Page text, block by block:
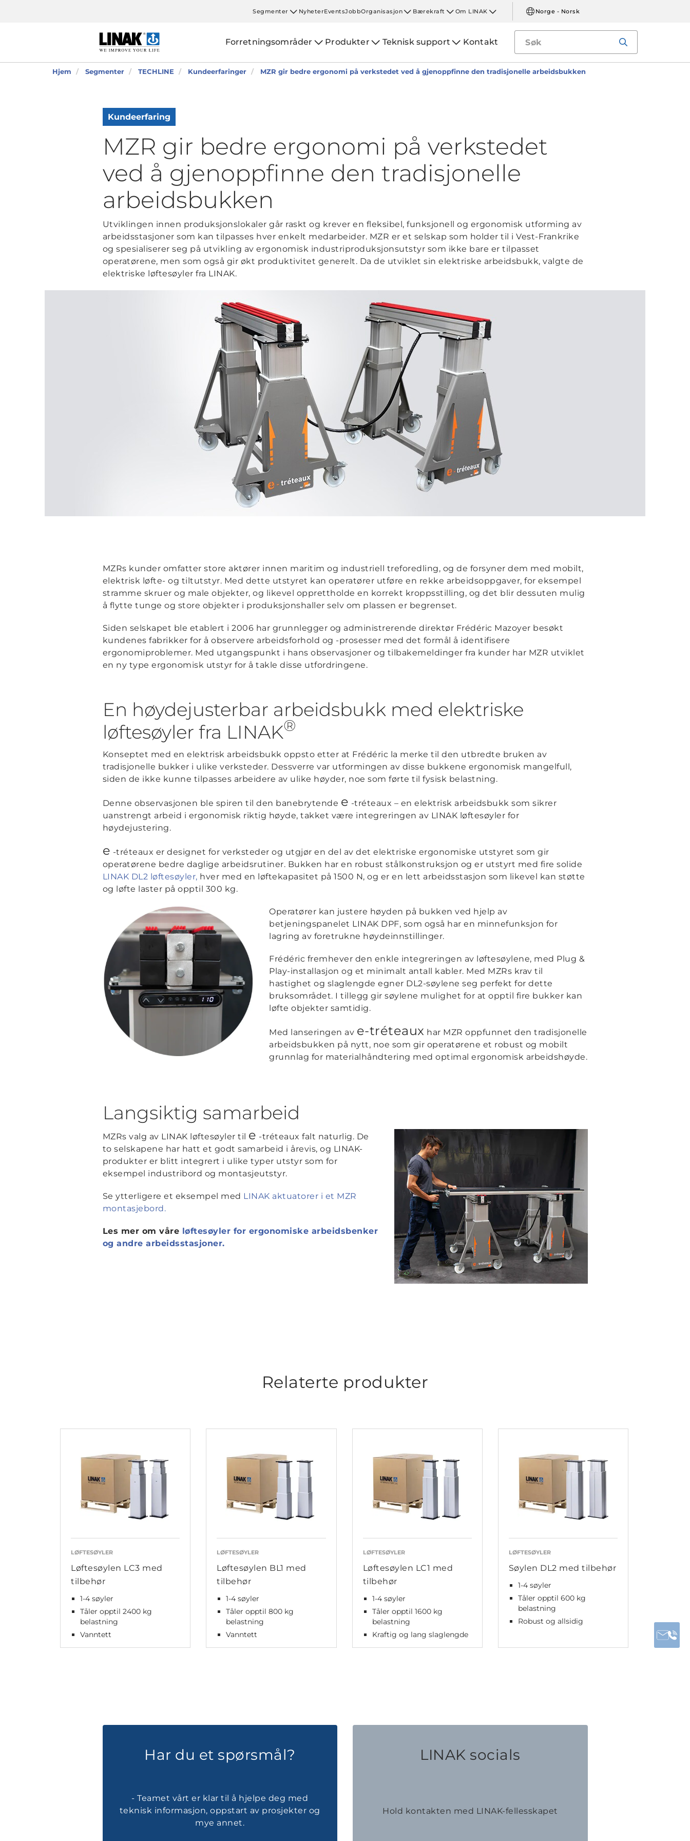
Segmenter NyheterEventsJobbOrganisasjon Bærekraft Om LINAK Norge - Norsk
Forretningsområder Produkter Teknisk support Kontakt
Hjem Segmenter TECHLINE Kundeerfaringer MZR gir bedre ergonomi på verkstedet ved å gjenoppfinne den tradisjonelle arbeidsbukken
Kundeerfaring
MZR gir bedre ergonomi på verkstedet
ved å gjenoppfinne den tradisjonelle
arbeidsbukken
Utviklingen innen produksjonslokaler går raskt og krever en fleksibel, funksjonell og ergonomisk utforming av
arbeidsstasjoner som kan tilpasses hver enkelt medarbeider. MZR er et selskap som holder til i Vest-Frankrike
og spesialiserer seg på utvikling av ergonomisk industriproduksjonsutstyr som ikke bare er tilpasset
operatørene, men som også gir økt produktivitet generelt. Da de utviklet sin elektriske arbeidsbukk, valgte de
elektriske løftesøyler fra LINAK.
MZRs kunder omfatter store aktører innen maritim og industriell treforedling, og de forsyner dem med mobilt,
elektrisk løfte- og tiltutstyr. Med dette utstyret kan operatører utføre en rekke arbeidsoppgaver, for eksempel
stramme skruer og male objekter, og likevel opprettholde en korrekt kroppsstilling, og det blir dessuten mulig
å flytte tunge og store objekter i produksjonshaller selv om plassen er begrenset.
Siden selskapet ble etablert i 2006 har grunnlegger og administrerende direktør Frédéric Mazoyer besøkt
kundenes fabrikker for å observere arbeidsforhold og -prosesser med det formål å identifisere
ergonomiproblemer. Med utgangspunkt i hans observasjoner og tilbakemeldinger fra kunder har MZR utviklet
en ny type ergonomisk utstyr for å takle disse utfordringene.
En høydejusterbar arbeidsbukk med elektriske
løftesøyler fra LINAK®
Konseptet med en elektrisk arbeidsbukk oppsto etter at Frédéric la merke til den utbredte bruken av
tradisjonelle bukker i ulike verksteder. Dessverre var utformingen av disse bukkene ergonomisk mangelfull,
siden de ikke kunne tilpasses arbeidere av ulike høyder, noe som førte til fysisk belastning.
Denne observasjonen ble spiren til den banebrytende e -tréteaux – en elektrisk arbeidsbukk som sikrer
uanstrengt arbeid i ergonomisk riktig høyde, takket være integreringen av LINAK løftesøyler for
høydejustering.
e -tréteaux er designet for verksteder og utgjør en del av det elektriske ergonomiske utstyret som gir
operatørene bedre daglige arbeidsrutiner. Bukken har en robust stålkonstruksjon og er utstyrt med fire solide
LINAK DL2 løftesøyler, hver med en løftekapasitet på 1500 N, og er en lett arbeidsstasjon som likevel kan støtte
og løfte laster på opptil 300 kg.
Operatører kan justere høyden på bukken ved hjelp av
betjeningspanelet LINAK DPF, som også har en minnefunksjon for
lagring av foretrukne høydeinnstillinger.
Frédéric fremhever den enkle integreringen av løftesøylene, med Plug &
Play-installasjon og et minimalt antall kabler. Med MZRs krav til
hastighet og slaglengde egner DL2-søylene seg perfekt for dette
bruksområdet. I tillegg gir søylene mulighet for at opptil fire bukker kan
løfte objekter samtidig.
Med lanseringen av e-tréteaux har MZR oppfunnet den tradisjonelle
arbeidsbukken på nytt, noe som gir operatørene et robust og mobilt
grunnlag for materialhåndtering med optimal ergonomisk arbeidshøyde.
Langsiktig samarbeid
MZRs valg av LINAK løftesøyler til e -tréteaux falt naturlig. De
to selskapene har hatt et godt samarbeid i årevis, og LINAK-
produkter er blitt integrert i ulike typer utstyr som for
eksempel industribord og montasjeutstyr.
Se ytterligere et eksempel med LINAK aktuatorer i et MZR
montasjebord.
Les mer om våre løftesøyler for ergonomiske arbeidsbenker
og andre arbeidsstasjoner.
Relaterte produkter
LØFTESØYLER
Løftesøylen LC3 med
tilbehør
1-4 søyler
Tåler opptil 2400 kg
belastning
Vanntett
LØFTESØYLER
Løftesøylen BL1 med
tilbehør
1-4 søyler
Tåler opptil 800 kg
belastning
Vanntett
LØFTESØYLER
Løftesøylen LC1 med
tilbehør
1-4 søyler
Tåler opptil 1600 kg
belastning
Kraftig og lang slaglengde
LØFTESØYLER
Søylen DL2 med tilbehør
1-4 søyler
Tåler opptil 600 kg
belastning
Robust og allsidig
Har du et spørsmål?
- Teamet vårt er klar til å hjelpe deg med
teknisk informasjon, oppstart av prosjekter og
mye annet.
LINAK socials
Hold kontakten med LINAK-fellesskapet